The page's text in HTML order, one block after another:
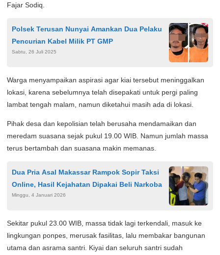
Fajar Sodiq.
Polsek Terusan Nunyai Amankan Dua Pelaku
Pencurian Kabel Milik PT GMP
Sabtu, 26 Juli 2025
Warga menyampaikan aspirasi agar kiai tersebut meninggalkan
lokasi, karena sebelumnya telah disepakati untuk pergi paling
lambat tengah malam, namun diketahui masih ada di lokasi.
Pihak desa dan kepolisian telah berusaha mendamaikan dan
meredam suasana sejak pukul 19.00 WIB. Namun jumlah massa
terus bertambah dan suasana makin memanas.
Dua Pria Asal Makassar Rampok Sopir Taksi
Online, Hasil Kejahatan Dipakai Beli Narkoba
Minggu, 4 Januari 2026
Sekitar pukul 23.00 WIB, massa tidak lagi terkendali, masuk ke
lingkungan ponpes, merusak fasilitas, lalu membakar bangunan
utama dan asrama santri. Kiyai dan seluruh santri sudah